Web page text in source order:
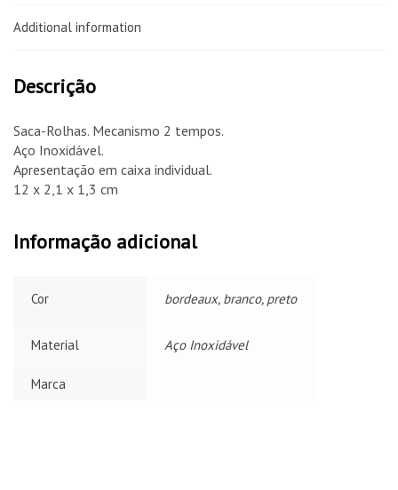
Additional information
Descrição
Saca-Rolhas. Mecanismo 2 tempos.
Aço Inoxidável.
Apresentação em caixa individual.
12 x 2,1 x 1,3 cm
Informação adicional
Cor bordeaux, branco, preto
Material Aço Inoxidável
Marca